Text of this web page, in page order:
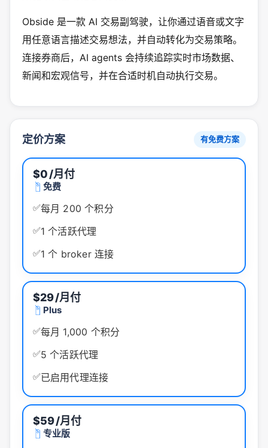
Obside 是一款 AI 交易副驾驶，让你通过语音或文字
用任意语言描述交易想法，并自动转化为交易策略。
连接券商后，AI agents 会持续追踪实时市场数据、
新闻和宏观信号，并在合适时机自动执行交易。
定价方案 有免费方案
$0/月付
免费
✅每月 200 个积分
✅1 个活跃代理
✅1 个 broker 连接
$29/月付
Plus
✅每月 1,000 个积分
✅5 个活跃代理
✅已启用代理连接
$59/月付
专业版